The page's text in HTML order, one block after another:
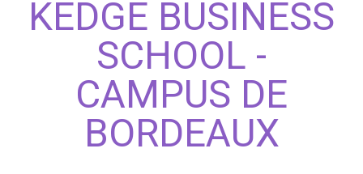
KEDGE BUSINESS
SCHOOL -
CAMPUS DE
BORDEAUX